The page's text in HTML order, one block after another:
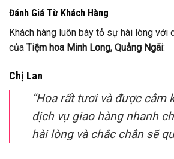
Đánh Giá Từ Khách Hàng
Khách hàng luôn bày tỏ sự hài lòng với
của Tiệm hoa Minh Long, Quảng Ngãi:
Chị Lan
“Hoa rất tươi và được cắm
dịch vụ giao hàng nhanh
hài lòng và chắc chắn sẽ